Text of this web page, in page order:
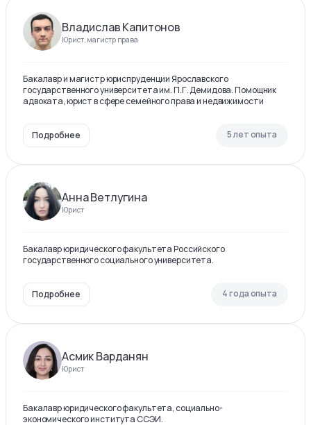
Владислав Капитонов
Юрист, магистр права
Бакалавр и магистр юриспруденции Ярославского
государственного университета им. П.Г. Демидова. Помощник
адвоката, юрист в сфере семейного права и недвижимости
Подробнее 5 лет опыта
Анна Ветлугина
Юрист
Бакалавр юридического факультета Российского
государственного социального университета.
Подробнее 4 года опыта
Асмик Варданян
Юрист
Бакалавр юридического факультета, социально-
экономического института ССЭИ.